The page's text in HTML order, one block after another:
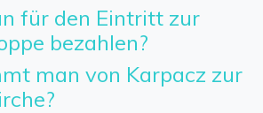
für den Eintritt zur
bezahlen?
man von Karpacz zur